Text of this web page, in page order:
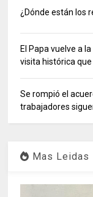
¿Dónde están los
El Papa vuelve a
visita histórica
Se rompió el
trabajadores
Mas Leidas